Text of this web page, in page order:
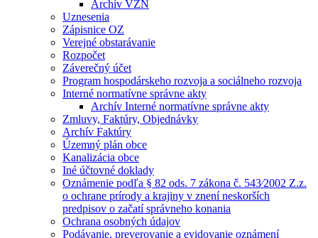
Archív VZN
Uznesenia
Zápisnice OZ
Verejné obstarávanie
Rozpočet
Záverečný účet
Program hospodárskeho rozvoja a sociálneho rozvoja
Interné normatívne správne akty
Archív Interné normatívne správne akty
Zmluvy, Faktúry, Objednávky
Archív Faktúry
Územný plán obce
Kanalizácia obce
Iné účtovné doklady
Oznámenie podľa § 82 ods. 7 zákona č. 543⁄2002 Z.z.
o ochrane prírody a krajiny v znení neskorších
predpisov o začatí správneho konania
Ochrana osobných údajov
Podávanie, preverovanie a evidovanie oznámení